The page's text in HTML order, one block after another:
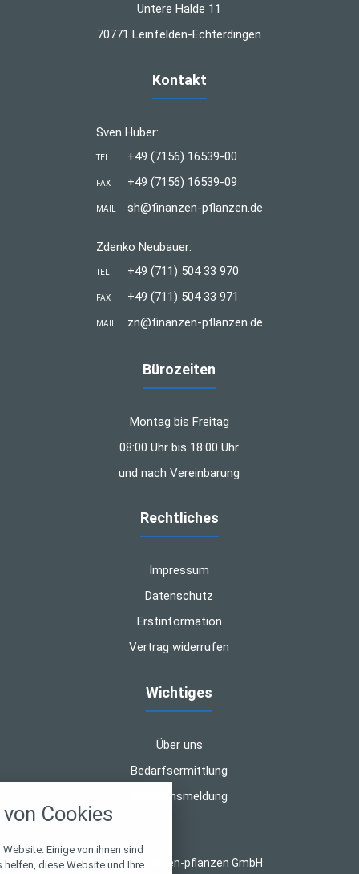
Untere Halde 11
70771 Leinfelden-Echterdingen
Kontakt
Sven Huber:
TEL +49 (7156) 16539-00
FAX +49 (7156) 16539-09
MAIL sh@finanzen-pflanzen.de
Zdenko Neubauer:
TEL +49 (711) 504 33 970
FAX +49 (711) 504 33 971
MAIL zn@finanzen-pflanzen.de
Bürozeiten
Montag bis Freitag
08:00 Uhr bis 18:00 Uhr
und nach Vereinbarung
Rechtliches
Impressum
Datenschutz
Erstinformation
Vertrag widerrufen
Wichtiges
Über uns
Bedarfsermittlung
Schadensmeldung
© 2026 finanzen-pflanzen GmbH
Cookies
Einige von ihnen sind
diese Website und Ihre
alle verwendeten Cookies und
zu blockieren.